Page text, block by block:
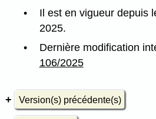
Il est en vigueur depuis
2025.
Dernière modification
106/2025
Version(s) précédente(s)